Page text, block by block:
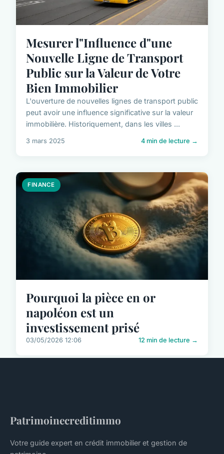
Mesurer l"Influence d"une
Nouvelle Ligne de Transport
Public sur la Valeur de Votre
Bien Immobilier
L'ouverture de nouvelles lignes de transport public
peut avoir une influence significative sur la valeur
immobilière. Historiquement, dans les villes ...
3 mars 2025 4 min de lecture →
FINANCE
Pourquoi la pièce en or
napoléon est un
investissement prisé
03/05/2026 12:06 12 min de lecture →
Patrimoinecreditimmo
Votre guide expert en crédit immobilier et gestion de